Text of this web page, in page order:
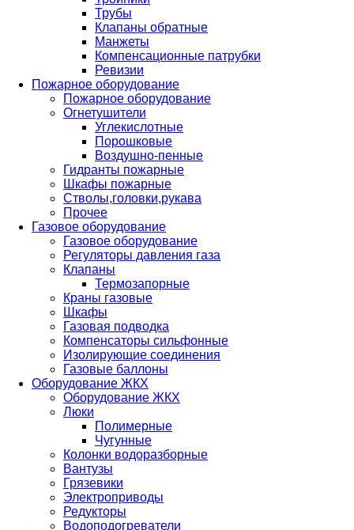
Трубы
Клапаны обратные
Манжеты
Компенсационные патрубки
Ревизии
Пожарное оборудование
Пожарное оборудование
Огнетушители
Углекислотные
Порошковые
Воздушно-пенные
Гидранты пожарные
Шкафы пожарные
Стволы,головки,рукава
Прочее
Газовое оборудование
Газовое оборудование
Регуляторы давления газа
Клапаны
Термозапорные
Краны газовые
Шкафы
Газовая подводка
Компенсаторы сильфонные
Изолирующие соединения
Газовые баллоны
Оборудование ЖКХ
Оборудование ЖКХ
Люки
Полимерные
Чугунные
Колонки водоразборные
Вантузы
Грязевики
Электроприводы
Редукторы
Водоподогреватели